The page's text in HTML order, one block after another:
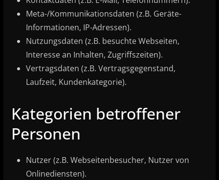
Meta-/Kommunikationsdaten (z.B. Geräte-
Informationen, IP-Adressen).
Nutzungsdaten (z.B. besuchte Webseiten,
Interesse an Inhalten, Zugriffszeiten).
Vertragsdaten (z.B. Vertragsgegenstand,
Laufzeit, Kundenkategorie).
Kategorien betroffener
Personen
Nutzer (z.B. Webseitenbesucher, Nutzer von
Onlinediensten).